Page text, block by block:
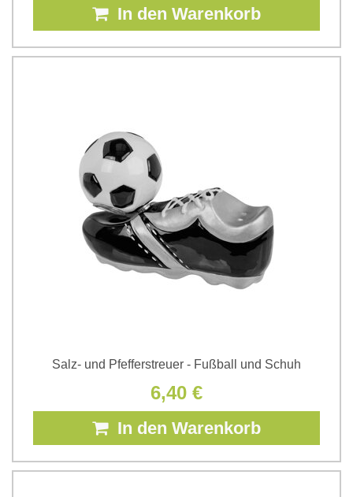
In den Warenkorb
Salz- und Pfefferstreuer - Fußball und Schuh
6,40 €
In den Warenkorb